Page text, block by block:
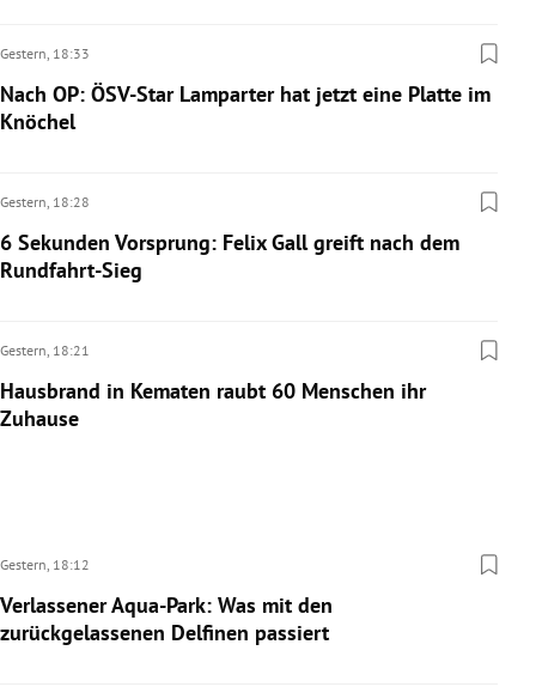
Gestern, 18:33
Nach OP: ÖSV-Star Lamparter hat jetzt eine Platte im
Knöchel
Gestern, 18:28
6 Sekunden Vorsprung: Felix Gall greift nach dem
Rundfahrt-Sieg
Gestern, 18:21
Hausbrand in Kematen raubt 60 Menschen ihr
Zuhause
Gestern, 18:12
Verlassener Aqua-Park: Was mit den
zurückgelassenen Delfinen passiert